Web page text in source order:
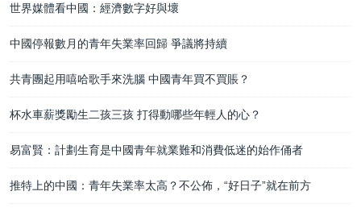
世界媒體看中國：經濟數字好與壞
中國停報數月的青年失業率回歸 爭議將持續
共青團起用嘻哈歌手來洗腦 中國青年買不買賬？
杯水車薪獎勵生二孩三孩 打得動哪些年輕人的心？
易富賢：計劃生育是中國青年就業難和消費低迷的始作俑者
推特上的中國：青年失業率太高？不公佈，“好日子”就在前方